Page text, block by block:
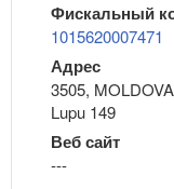
Фискальный
1015620007471
Адрес
3505,
Lupu 149
Веб сайт
---